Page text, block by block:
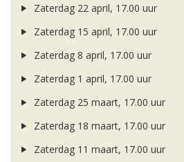
Zaterdag 22 april, 17.00 uur
Zaterdag 15 april, 17.00 uur
Zaterdag 8 april, 17.00 uur
Zaterdag 1 april, 17.00 uur
Zaterdag 25 maart, 17.00 uur
Zaterdag 18 maart, 17.00 uur
Zaterdag 11 maart, 17.00 uur